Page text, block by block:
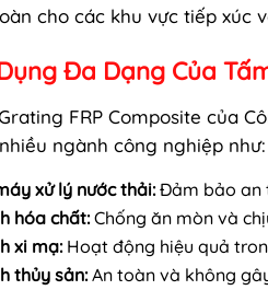
cho các khu vực tiếp xúc
Đa Dạng Của
FRP Composite của
ngành công nghiệp như:
xử lý nước thải:Đảm bảo an
hóa chất:Chống ăn mòn và
xi mạ:Hoạt động hiệu quả
thủy sản:An toàn và không